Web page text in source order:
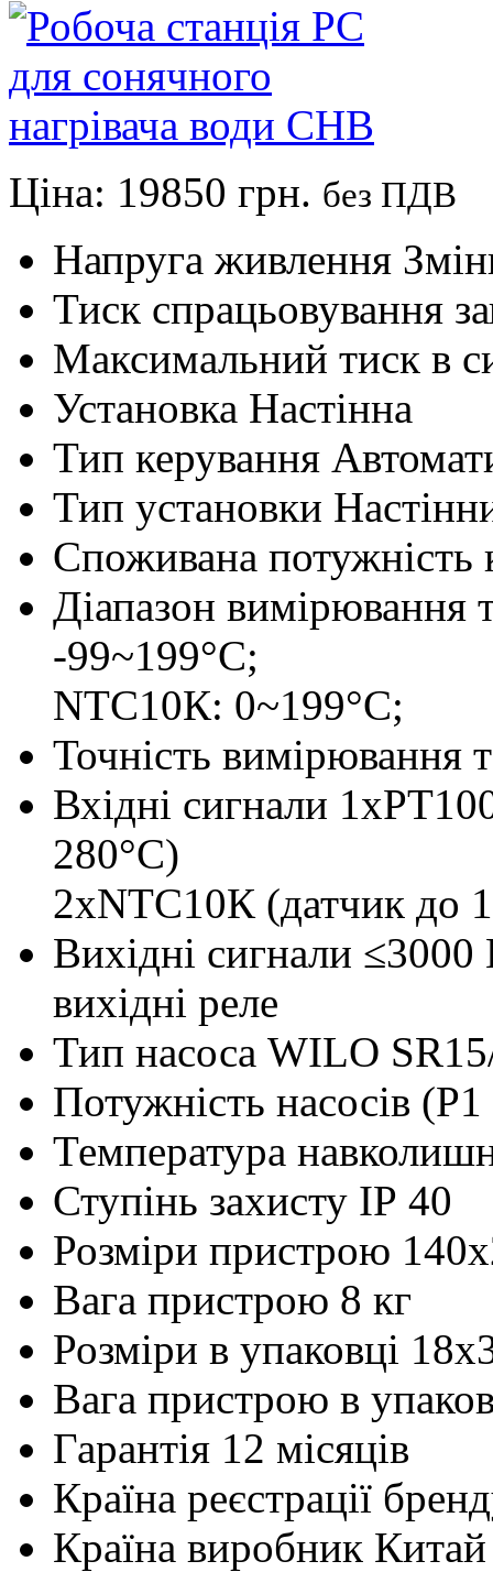
Ціна: 19850 грн. без ПДВ
Напруга живлення
Тиск спрацьовування
Максимальний тиск в
Установка Настінна
Тип керування
Тип установки
Споживана потужність
Діапазон вимірювання
-99~199°C;
NTC10К: 0~199°C;
Точність вимірювання
Вхідні сигнали
280°C)
2хNTС10К (датчик до
Вихідні сигнали ≤3000
вихідні реле
Тип насоса WILO
Потужність насосів (P1
Температура
Ступінь захисту ІР 40
Розміри пристрою
Вага пристрою 8 кг
Розміри в упаковці
Вага пристрою в
Гарантія 12 місяців
Країна реєстрації
Країна виробник Китай